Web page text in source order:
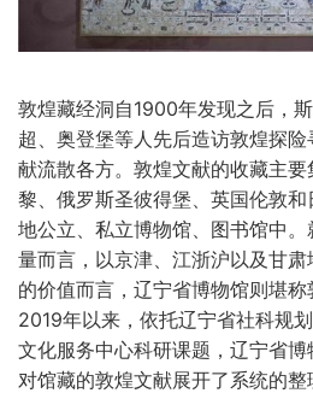
敦煌藏经洞自1900年发现之后，
超、奥登堡等人先后造访敦煌探
献流散各方。敦煌文献的收藏主
黎、俄罗斯圣彼得堡、英国伦敦
地公立、私立博物馆、图书馆中
量而言，以京津、江浙沪以及甘
的价值而言，辽宁省博物馆则堪称
2019年以来，依托辽宁省社科规
文化服务中心科研课题，辽宁省博
对馆藏的敦煌文献展开了系统的